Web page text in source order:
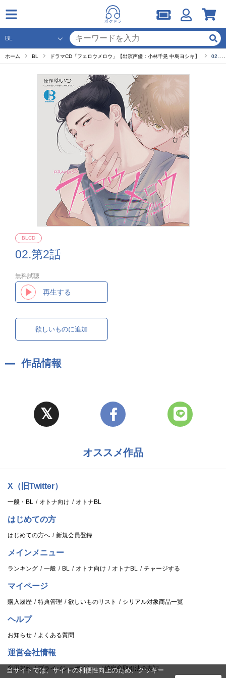
ホーム BL ドラマCD「フェロウメロウ」【出演声優：小林千晃 中島ヨシキ】 02.第2話
02.第2話
BLCD
無料試聴
再生する
欲しいものに追加
作品情報
オススメ作品
X（旧Twitter）
一般・BL オトナ向け オトナBL
はじめての方
はじめての方へ 新規会員登録
メインメニュー
ランキング 一般 BL オトナ向け オトナBL チャージする
マイページ
購入履歴 特典管理 欲しいものリスト シリアル対象商品一覧
ヘルプ
お知らせ よくある質問
運営会社情報
利用規約 プライバシーポリシー 特定商取引法の表記
当サイトでは、サイトの利便性向上のため、クッキー